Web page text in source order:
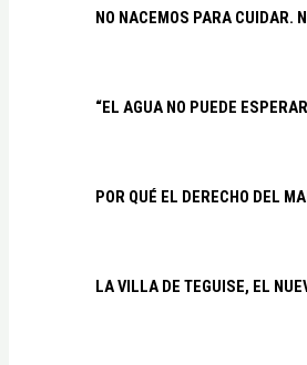
NO NACEMOS PARA CUIDAR.
“EL AGUA NO PUEDE
POR QUÉ EL DERECHO DEL
LA VILLA DE TEGUISE, EL